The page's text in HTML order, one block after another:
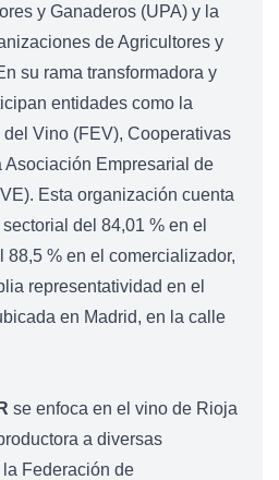
y Ganaderos (UPA) y la
de Agricultores y
su rama transformadora y
entidades como la
Vino (FEV), Cooperativas
Empresarial de
Esta organización cuenta
del 84,01 % en el
88,5 % en el comercializador,
representatividad en el
en Madrid, en la calle
se enfoca en el vino de Rioja
a diversas
Federación de